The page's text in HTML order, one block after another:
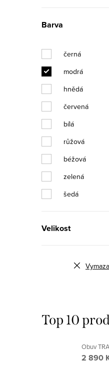
p
a
n
e
l
Barva
černá
modrá
hnědá
červená
bílá
růžová
béžová
zelená
šedá
Velikost
Top 10
Obuv
2 890